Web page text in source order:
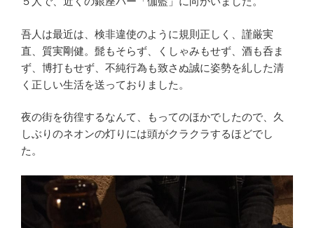
吾人は最近は、検非違使のように規則正しく、謹厳実
直、質実剛健。髭もそらず、くしゃみもせず、酒も呑ま
ず、博打もせず、不純行為も致さぬ誠に姿勢を糺した清
く正しい生活を送っておりました。
夜の街を彷徨するなんて、もってのほかでしたので、久
しぶりのネオンの灯りには頭がクラクラするほどでし
た。